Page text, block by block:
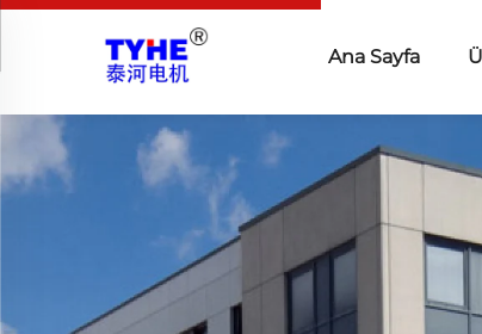
Ana Sayfa